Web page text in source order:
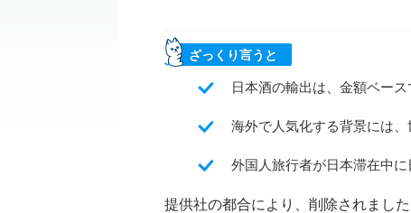
ざっくり言うと
日本酒の輸出は、金額ベー
海外で人気化する背景には
外国人旅行者が日本滞在中
提供社の都合により、削除されました